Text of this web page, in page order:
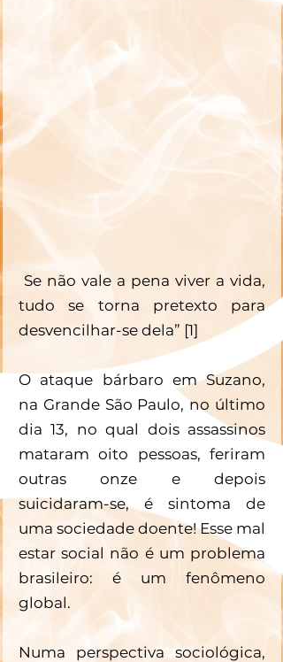
tudo se torna pretexto para
desvencilhar-se dela” [1]
O ataque bárbaro em Suzano,
na Grande São Paulo, no último
dia 13, no qual dois assassinos
mataram oito pessoas, feriram
outras onze e depois
suicidaram-se, é sintoma de
uma sociedade doente! Esse mal
estar social não é um problema
brasileiro: é um fenômeno
global.
Numa perspectiva sociológica,